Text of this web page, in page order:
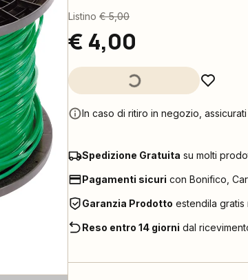
Listino € 5,00
€ 4,00
In caso di ritiro in negozio,
Spedizione Gratuita su molti
Pagamenti sicuri con Bonifico,
Garanzia Prodotto estendila
Reso entro 14 giorni dal